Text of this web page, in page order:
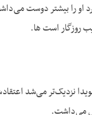
او را بیشتر دوست
روزگار است ها.
نزدیک‌تر می‌شد
می‌داشت.